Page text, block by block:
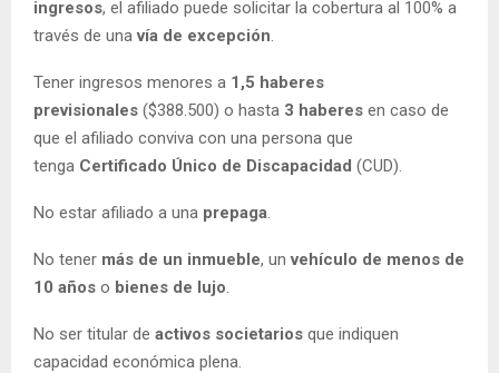
ingresos, el afiliado puede solicitar la cobertura al 100% a
través de unavía de excepción
Tener ingresos menores a 1,5 haberes
previsionales ($388.500) o hasta 3 haberes en caso de
que el afiliado conviva con una persona que
tenga Certificado Único de Discapacidad (CUD).
No estar afiliado a una prepaga
No tener más de un inmueble, unvehículo de menos de
10 años o bienes de lujo
No ser titular de activos societarios que indiquen
capacidad económica plena.